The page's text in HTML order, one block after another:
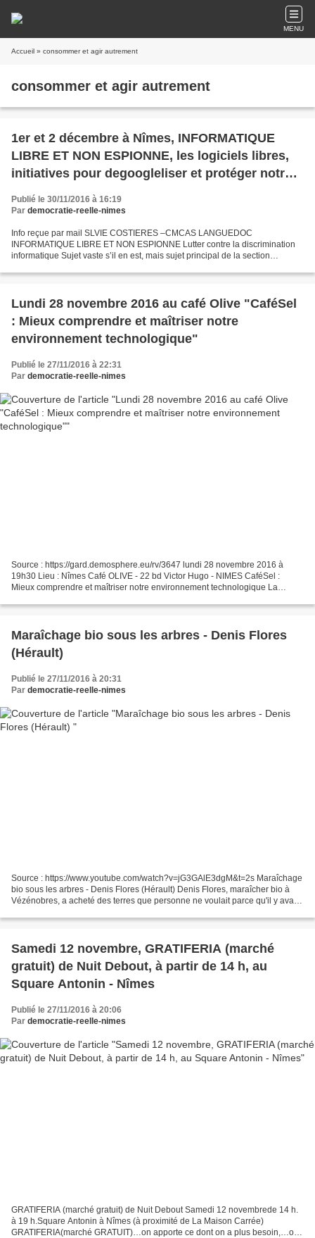
MENU
Accueil » consommer et agir autrement
consommer et agir autrement
1er et 2 décembre à Nîmes, INFORMATIQUE
LIBRE ET NON ESPIONNE, les logiciels libres,
initiatives pour degoogleliser et protéger notre
vie personnelle sur la toile
Publié le 30/11/2016 à 16:19
Par democratie-reelle-nimes
Info reçue par mail SLVIE COSTIERES –CMCAS LANGUEDOC
INFORMATIQUE LIBRE ET NON ESPIONNE Lutter contre la discrimination
informatique Sujet vaste s’il en est, mais sujet principal de la section
Lundi 28 novembre 2016 au café Olive "CaféSel
: Mieux comprendre et maîtriser notre
environnement technologique"
Publié le 27/11/2016 à 22:31
Par democratie-reelle-nimes
Source : https://gard.demosphere.eu/rv/3647 lundi 28 novembre 2016 à
19h30 Lieu : Nîmes Café OLIVE - 22 bd Victor Hugo - NIMES CaféSel :
Mieux comprendre et maîtriser notre environnement technologique La
Maraîchage bio sous les arbres - Denis Flores
(Hérault)
Publié le 27/11/2016 à 20:31
Par democratie-reelle-nimes
Source : https://www.youtube.com/watch?v=jG3GAlE3dgM&t=2s Maraîchage
bio sous les arbres - Denis Flores (Hérault) Denis Flores, maraîcher bio à
Vézénobres, a acheté des terres que personne ne voulait parce qu'il y avait
Samedi 12 novembre, GRATIFERIA (marché
gratuit) de Nuit Debout, à partir de 14 h, au
Square Antonin - Nîmes
Publié le 27/11/2016 à 20:06
Par democratie-reelle-nimes
GRATIFERIA (marché gratuit) de Nuit Debout Samedi 12 novembrede 14 h.
à 19 h.Square Antonin à Nîmes (à proximité de La Maison Carrée)
GRATIFERIA(marché GRATUIT)…on apporte ce dont on a plus besoin,…on